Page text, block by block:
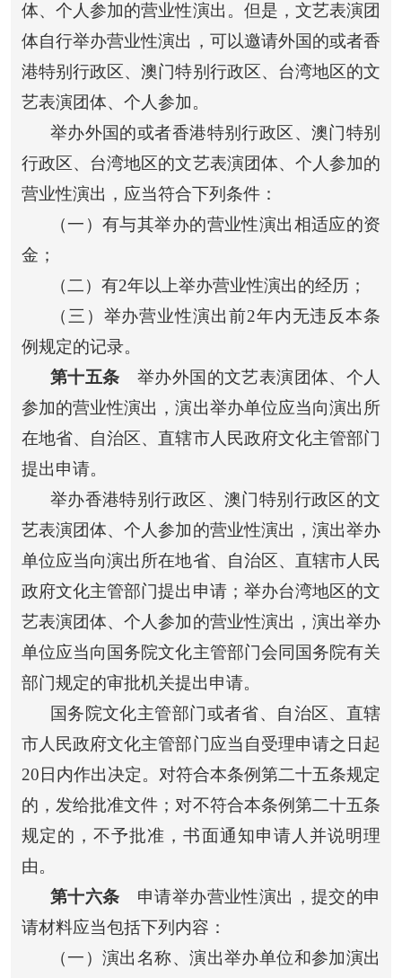
体、个人参加的营业性演出。但是，文艺表演团
体自行举办营业性演出，可以邀请外国的或者香
港特别行政区、澳门特别行政区、台湾地区的文
艺表演团体、个人参加。
举办外国的或者香港特别行政区、澳门特别
行政区、台湾地区的文艺表演团体、个人参加的
营业性演出，应当符合下列条件：
（一）有与其举办的营业性演出相适应的资
金；
（二）有2年以上举办营业性演出的经历；
（三）举办营业性演出前2年内无违反本条
例规定的记录。
第十五条 举办外国的文艺表演团体、个人
参加的营业性演出，演出举办单位应当向演出所
在地省、自治区、直辖市人民政府文化主管部门
提出申请。
举办香港特别行政区、澳门特别行政区的文
艺表演团体、个人参加的营业性演出，演出举办
单位应当向演出所在地省、自治区、直辖市人民
政府文化主管部门提出申请；举办台湾地区的文
艺表演团体、个人参加的营业性演出，演出举办
单位应当向国务院文化主管部门会同国务院有关
部门规定的审批机关提出申请。
国务院文化主管部门或者省、自治区、直辖
市人民政府文化主管部门应当自受理申请之日起
20日内作出决定。对符合本条例第二十五条规定
的，发给批准文件；对不符合本条例第二十五条
规定的，不予批准，书面通知申请人并说明理
由。
第十六条 申请举办营业性演出，提交的申
请材料应当包括下列内容：
（一）演出名称、演出举办单位和参加演出